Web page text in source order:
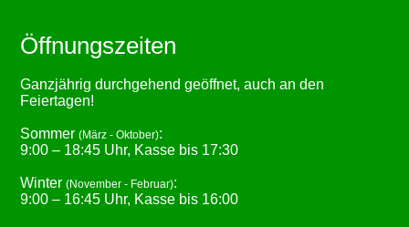
Öffnungszeiten
Ganzjährig durchgehend geöffnet, auch an den
Feiertagen!
Sommer(März - Oktober):
9:00 – 18:45 Uhr, Kasse bis 17:30
Winter(November - Februar):
9:00 – 16:45 Uhr, Kasse bis 16:00